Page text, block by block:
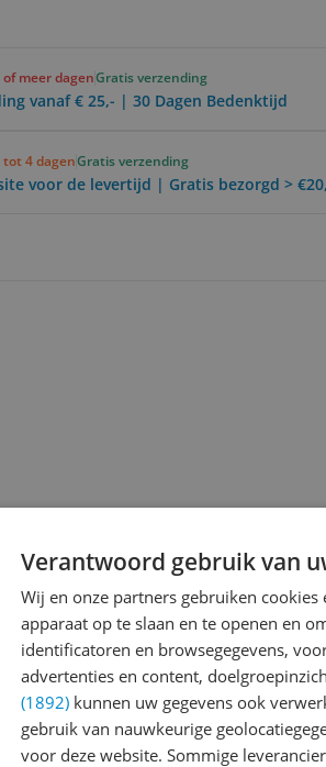
of meer dagenGratis verzending
vanaf € 25,- | 30 Dagen Bedenktijd
tot 4 dagenGratis verzending
voor de levertijd | Gratis bezorgd >
nu Laatste prijsupdate
06-08-2026
Verantwoord gebruik van
Wij en onze partners gebruiken
apparaat op te slaan en te openen en
identificatoren en browsegegevens,
advertenties en content,
(1892) kunnen uw gegevens ook
gebruik van nauwkeurige
voor deze website. Sommige